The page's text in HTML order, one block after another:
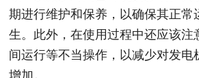
期进行维护和保养，以确保其正常
生。此外，在使用过程中还应该注
间运行等不当操作，以减少对发电